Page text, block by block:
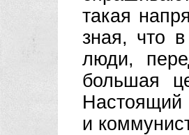
такая
зная, что
люди,
большая
Настоящий
и